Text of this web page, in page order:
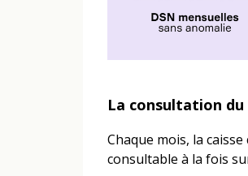
La consultation
Chaque mois, la
consultable à la fois